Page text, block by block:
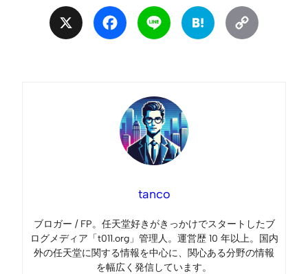
Facebook Line Hatena
tanco
ブロガー / FP。任天堂好きがきっかけでスタートしたブ
ログメディア「t011.org」管理人。運営歴 10 年以上。国内
外の任天堂に関する情報を中心に、関心ある分野の情報
を幅広く発信しています。